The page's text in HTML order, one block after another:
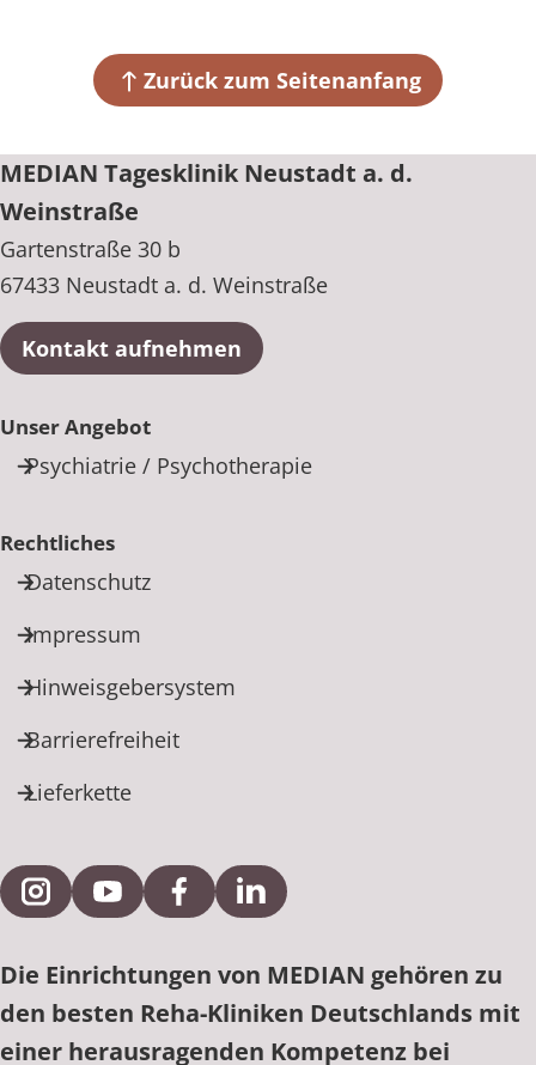
+49 6321 1899961
Zurück zum Seitenanfang
MEDIAN Tagesklinik Neustadt a. d.
Weinstraße
Gartenstraße 30 b
67433 Neustadt a. d. Weinstraße
Kontakt aufnehmen
Unser Angebot
Psychiatrie / Psychotherapie
Rechtliches
Datenschutz
Impressum
Hinweisgebersystem
Barrierefreiheit
Lieferkette
Externe Verlinkung zu Instagram
Externe Verlinkung zu YouTube
Externe Verlinkung zu Facebook
Externe Verlinkung zu
Die Einrichtungen von MEDIAN gehören zu
den besten Reha-Kliniken Deutschlands mit
einer herausragenden Kompetenz bei